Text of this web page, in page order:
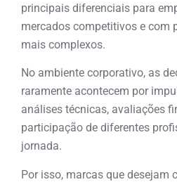
principais diferenciais para
mercados competitivos e com
mais complexos.
No ambiente corporativo, as
raramente acontecem por
análises técnicas, avaliações
participação de diferentes
jornada.
Por isso, marcas que desejam